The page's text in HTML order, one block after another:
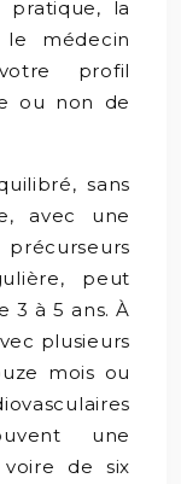
pratique, la
médecin
profil
ou non de
sans
avec une
peut
3 à 5 ans. À
plusieurs
mois ou
une
de six